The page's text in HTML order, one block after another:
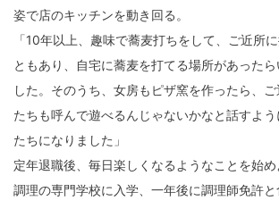
姿で店のキッチンを動き回る。
「10年以上、趣味で蕎麦打ちをして、ご近所
ともあり、自宅に蕎麦を打てる場所があった
した。そのうち、女房もピザ窯を作ったら、
たちも呼んで遊べるんじゃないかなと話すよ
たちになりました」
定年退職後、毎日楽しくなるようなことを始
調理の専門学校に入学、一年後に調理師免許